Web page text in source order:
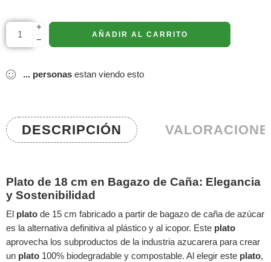
+
−
AÑADIR AL CARRITO
... personas estan viendo esto
DESCRIPCIÓN
Plato de 18 cm en Bagazo de Caña: Elegancia
y Sostenibilidad
El plato de 15 cm fabricado a partir de bagazo de caña de azúcar
es la alternativa definitiva al plástico y al icopor. Este plato
aprovecha los subproductos de la industria azucarera para crear
un plato 100% biodegradable y compostable. Al elegir este plato,